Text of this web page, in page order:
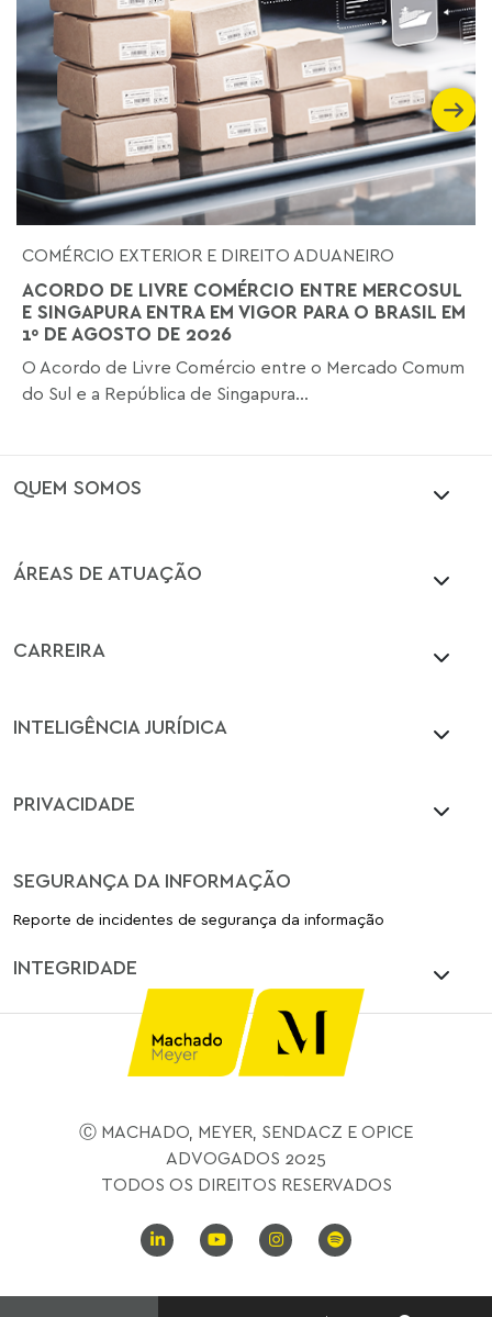
COMÉRCIO EXTERIOR E DIREITO ADUANEIRO
ACORDO DE LIVRE COMÉRCIO ENTRE MERCOSUL
E SINGAPURA ENTRA EM VIGOR PARA O BRASIL EM
1º DE AGOSTO DE 2026
O Acordo de Livre Comércio entre o Mercado Comum
do Sul e a República de Singapura...
QUEM SOMOS
ÁREAS DE ATUAÇÃO
CARREIRA
INTELIGÊNCIA JURÍDICA
PRIVACIDADE
SEGURANÇA DA INFORMAÇÃO
Reporte de incidentes de segurança da informação
INTEGRIDADE
Ⓒ MACHADO, MEYER, SENDACZ E OPICE
ADVOGADOS 2025
TODOS OS DIREITOS RESERVADOS